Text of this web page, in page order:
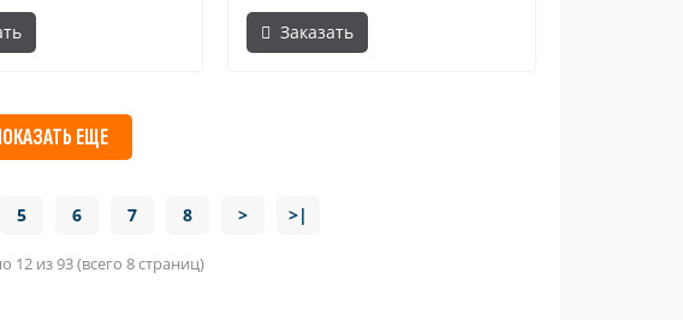
Заказать
ЕЩЕ
5 6 7 8 > >|
12 из 93 (всего 8 страниц)